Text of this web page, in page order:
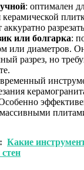
: оптимален
керамической
или болгарка:
или диаметров.
разрез, но
Какие